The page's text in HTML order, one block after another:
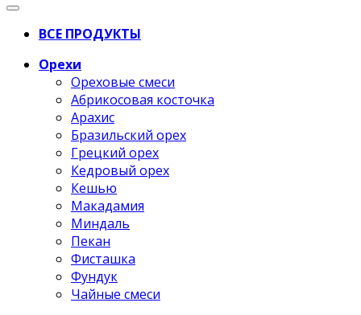
ВСЕ ПРОДУКТЫ
Орехи
Ореховые смеси
Абрикосовая косточка
Арахис
Бразильский орех
Грецкий орех
Кедровый орех
Кешью
Макадамия
Миндаль
Пекан
Фисташка
Фундук
Чайные смеси